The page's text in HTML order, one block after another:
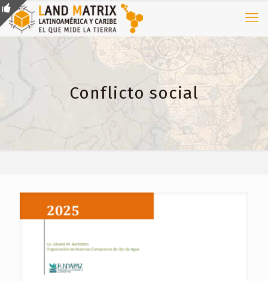
Conflicto social